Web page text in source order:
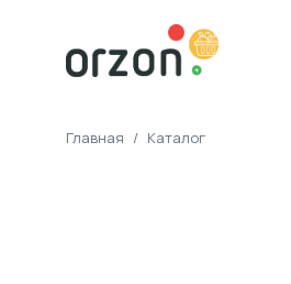
Главная / Каталог